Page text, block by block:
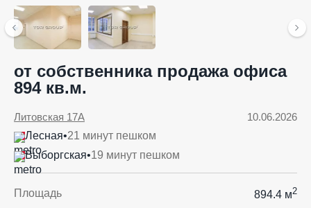
от собственника продажа офиса
894 кв.м.
10.06.2026
Литовская 17А
Лесная•21 минут пешком
Выборгская•19 минут пешком
Площадь 894.4 м2